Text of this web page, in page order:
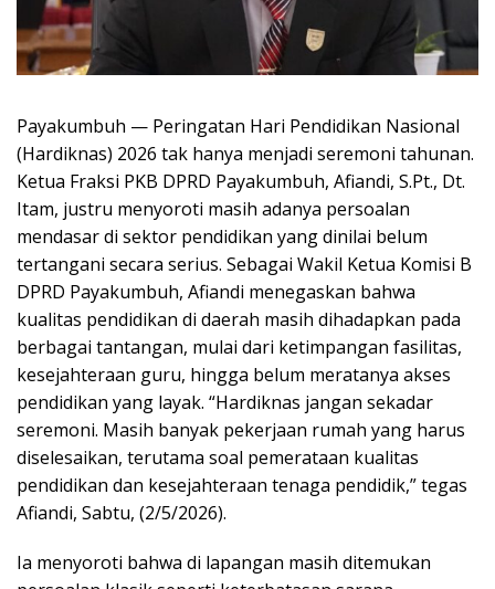
Payakumbuh — Peringatan Hari Pendidikan Nasional
(Hardiknas) 2026 tak hanya menjadi seremoni tahunan.
Ketua Fraksi PKB DPRD Payakumbuh, Afiandi, S.Pt., Dt.
Itam, justru menyoroti masih adanya persoalan
mendasar di sektor pendidikan yang dinilai belum
tertangani secara serius. Sebagai Wakil Ketua Komisi B
DPRD Payakumbuh, Afiandi menegaskan bahwa
kualitas pendidikan di daerah masih dihadapkan pada
berbagai tantangan, mulai dari ketimpangan fasilitas,
kesejahteraan guru, hingga belum meratanya akses
pendidikan yang layak. “Hardiknas jangan sekadar
seremoni. Masih banyak pekerjaan rumah yang harus
diselesaikan, terutama soal pemerataan kualitas
pendidikan dan kesejahteraan tenaga pendidik,” tegas
Afiandi, Sabtu, (2/5/2026).
Ia menyoroti bahwa di lapangan masih ditemukan